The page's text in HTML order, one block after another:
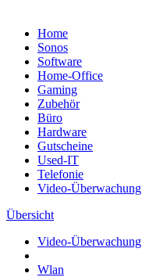
Home
Sonos
Software
Home-Office
Gaming
Zubehör
Büro
Hardware
Gutscheine
Used-IT
Telefonie
Video-Überwachung
Übersicht
Video-Überwachung
Wlan